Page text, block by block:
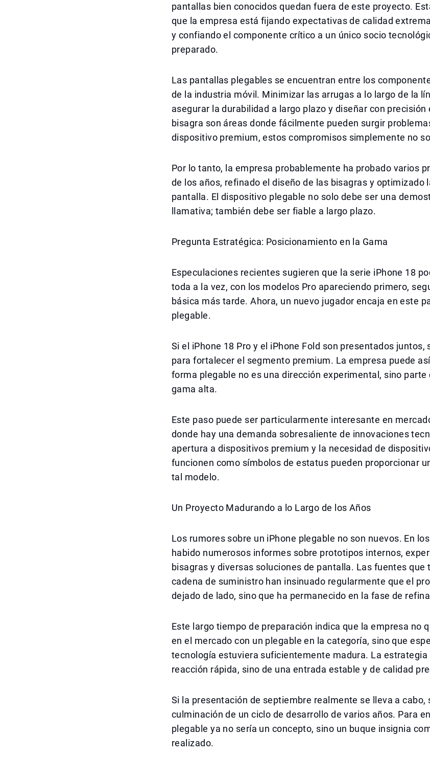
pantallas bien conocidos quedan fuera de este proyecto.
que la empresa está fijando expectativas de calidad
y confiando el componente crítico a un único socio
preparado.
Las pantallas plegables se encuentran entre los
de la industria móvil. Minimizar las arrugas a lo largo de la
asegurar la durabilidad a largo plazo y diseñar con precisión
bisagra son áreas donde fácilmente pueden surgir
dispositivo premium, estos compromisos simplemente no
Por lo tanto, la empresa probablemente ha probado varios
de los años, refinado el diseño de las bisagras y optimizado
pantalla. El dispositivo plegable no solo debe ser una
llamativa; también debe ser fiable a largo plazo.
Pregunta Estratégica: Posicionamiento en la Gama
Especulaciones recientes sugieren que la serie iPhone 18
toda a la vez, con los modelos Pro apareciendo primero,
básica más tarde. Ahora, un nuevo jugador encaja en este
plegable.
Si el iPhone 18 Pro y el iPhone Fold son presentados juntos,
para fortalecer el segmento premium. La empresa puede
forma plegable no es una dirección experimental, sino parte
gama alta.
Este paso puede ser particularmente interesante en
donde hay una demanda sobresaliente de innovaciones
apertura a dispositivos premium y la necesidad de
funcionen como símbolos de estatus pueden proporcionar
tal modelo.
Un Proyecto Madurando a lo Largo de los Años
Los rumores sobre un iPhone plegable no son nuevos. En
habido numerosos informes sobre prototipos internos,
bisagras y diversas soluciones de pantalla. Las fuentes que
cadena de suministro han insinuado regularmente que el
dejado de lado, sino que ha permanecido en la fase de
Este largo tiempo de preparación indica que la empresa no
en el mercado con un plegable en la categoría, sino que
tecnología estuviera suficientemente madura. La estrategia
reacción rápida, sino de una entrada estable y de calidad
Si la presentación de septiembre realmente se lleva a cabo,
culminación de un ciclo de desarrollo de varios años. Para
plegable ya no sería un concepto, sino un buque insignia
realizado.